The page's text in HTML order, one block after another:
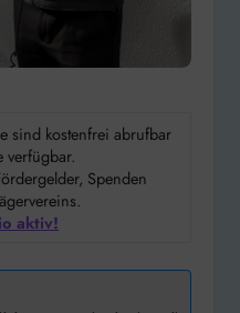
sind kostenfrei abrufbar
verfügbar.
Spenden
aktiv!